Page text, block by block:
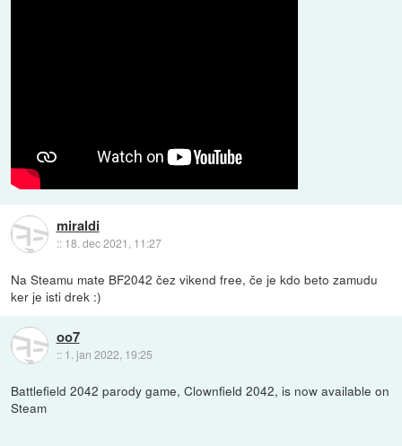
miraldi
:: 18. dec 2021, 11:27
Na Steamu mate BF2042 čez vikend free, če je kdo beto zamudu
ker je isti drek :)
oo7
:: 1. jan 2022, 19:25
Battlefield 2042 parody game, Clownfield 2042, is now available on
Steam